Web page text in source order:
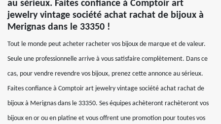
au sérieux. Faites confiance à Comptoir art
jewelry vintage société achat rachat de bijoux à
Merignas dans le 33350 !
Tout le monde peut acheter racheter vos bijoux de marque et de valeur.
Seule une professionnelle arrive à vous satisfaire complètement. Dans ce
cas, pour vendre revendre vos bijoux, prenez cette annonce au sérieux.
Faites confiance à Comptoir art jewelry vintage société achat rachat de
bijoux à Merignas dans le 33350. Ses équipes achèteront rachèteront vos
bijoux en or ou en platine et vous offrent une promotion pour toutes vos